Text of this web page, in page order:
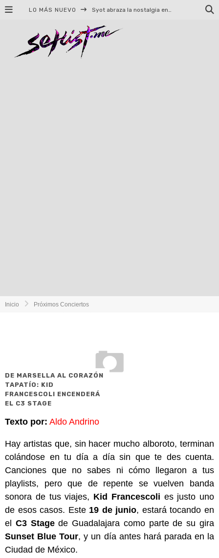
LO MÁS NUEVO
Helloween celebrará 40 años de historia con conciertos en Ciudad de México y Guadalajara
Inicio Próximos Conciertos
DE MARSELLA AL CORAZÓN
TAPATÍO: KID
FRANCESCOLI ENCENDERÁ
EL C3 STAGE
Texto por: Aldo Andrino
Hay artistas que, sin hacer mucho alboroto, terminan
colándose en tu día a día sin que te des cuenta.
Canciones que no sabes ni cómo llegaron a tus
playlists, pero que de repente se vuelven banda
sonora de tus viajes, Kid Francescoli es justo uno
de esos casos. Este 19 de junio, estará tocando en
el C3 Stagede Guadalajara como parte de su gira
Sunset Blue Tour, y un día antes hará parada en la
Ciudad de México.